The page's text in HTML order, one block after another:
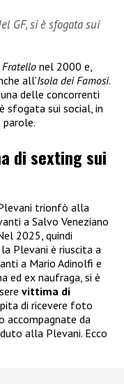
GF, si è sfogata sui
Fratellonel 2000 e,
all’Isola dei Famosi.
, una delle concorrenti
sfogata sui social, in
di sexting sui
trionfò alla
a Salvo Veneziano
2025, quindi
Plevani è riuscita a
a Mario Adinolfi e
ed ex naufraga, si è
vittima di
di ricevere foto
accompagnate da
alla Plevani. Ecco